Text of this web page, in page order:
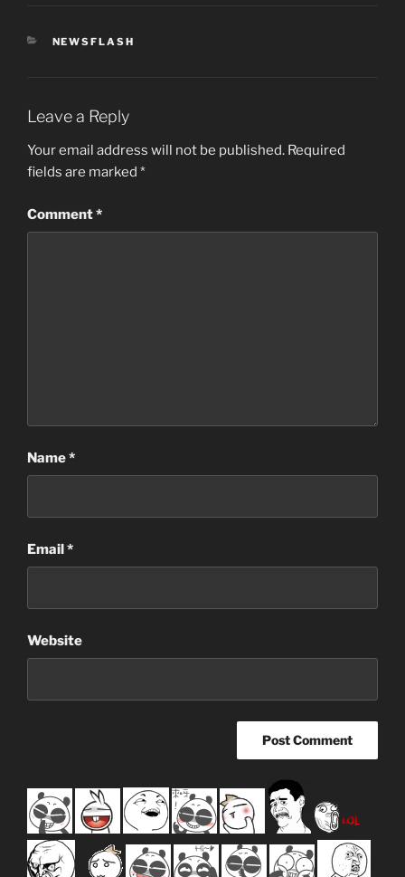
CATEGORIES
NEWSFLASH
Leave a Reply
Your email address will not be published. Required
fields are marked *
Comment*
Name*
Email*
Website